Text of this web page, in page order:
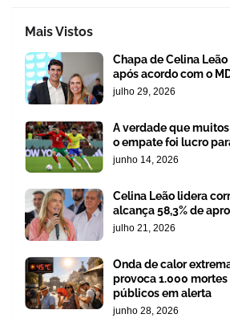
Mais Vistos
Chapa de Celina
após acordo com o
julho 29, 2026
A verdade que
o empate foi lucro
junho 14, 2026
Celina Leão lidera
alcança 58,3% de
julho 21, 2026
Onda de calor
provoca 1.000
públicos em alerta
junho 28, 2026